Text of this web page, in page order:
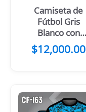
Camiseta de
Fútbol Gris
Blanco con
Mangas Negras
$12,000.00